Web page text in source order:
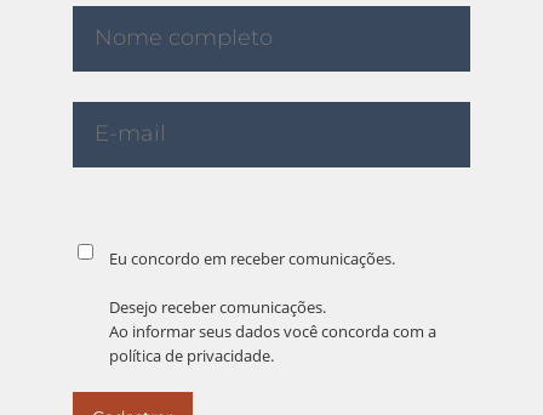
Eu concordo em receber comunicações.
Desejo receber comunicações.
Ao informar seus dados você concorda com a
política de privacidade.